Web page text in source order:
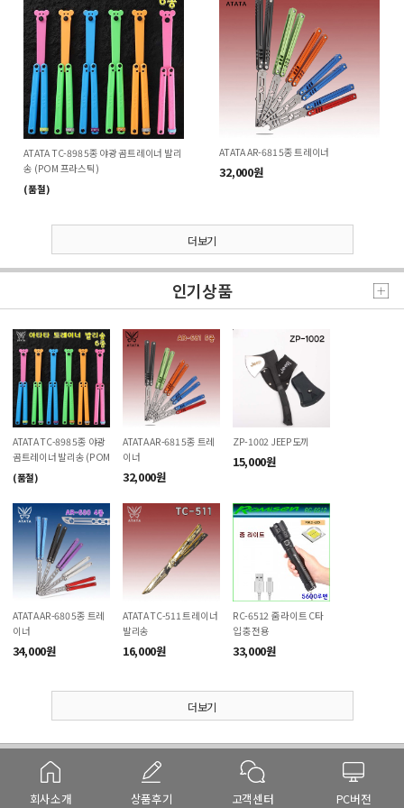
ATATA TC-898 5종 야광 곰트레이너 발리
송 (POM 프라스틱)
(품절)
ATATA AR-681 5종 트레이너
32,000원
더보기
인기상품
ATATA TC-898 5종 야광
곰트레이너 발리송 (POM
프라스틱)
(품절)
ATATA AR-681 5종 트레
이너
32,000원
ZP-1002 JEEP도끼
15,000원
ATATA AR-680 5종 트레
이너
34,000원
ATATA TC-511 트레이너
발리송
16,000원
RC-6512 줌 라이트 C타
입 충전용
33,000원
더보기
회사소개 상품후기 고객센터 PC버전